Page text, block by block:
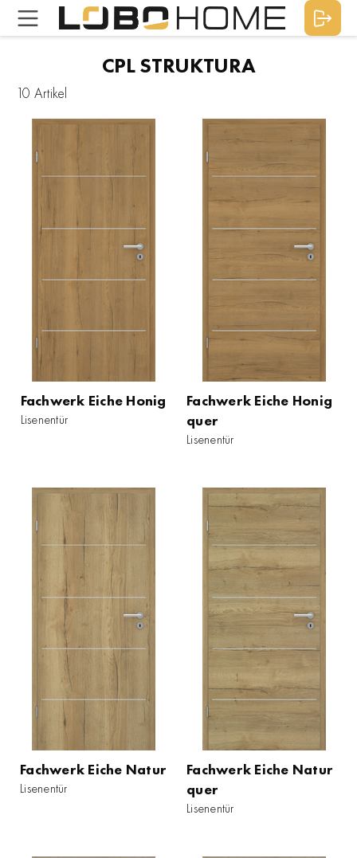
CPL STRUKTURA
10 Artikel
Fachwerk Eiche Honig
Lisenentür
Fachwerk Eiche Honig
quer
Lisenentür
Fachwerk Eiche Natur
Lisenentür
Fachwerk Eiche Natur
quer
Lisenentür